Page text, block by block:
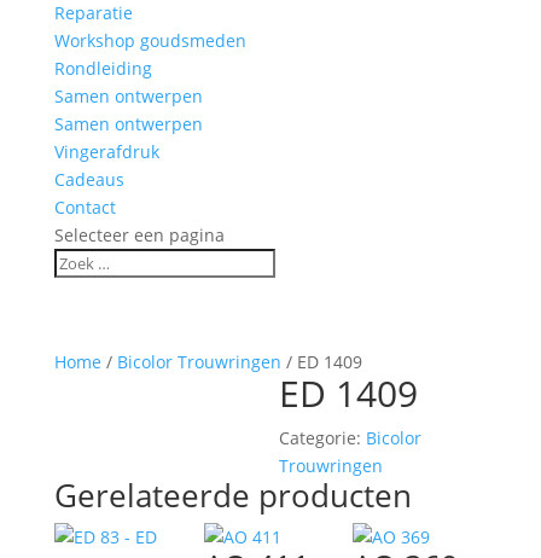
Reparatie
Workshop goudsmeden
Rondleiding
Samen ontwerpen
Samen ontwerpen
Vingerafdruk
Cadeaus
Contact
Selecteer een pagina
Home / Bicolor Trouwringen / ED 1409
ED 1409
Categorie: Bicolor
Trouwringen
Gerelateerde producten